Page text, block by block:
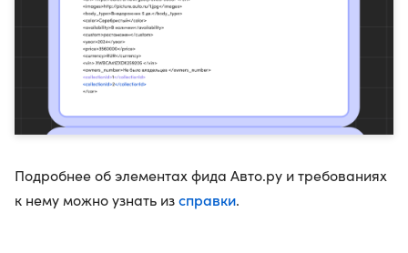
Подробнее об элементах фида Авто.ру и требованиях
к нему можно узнать изсправки.